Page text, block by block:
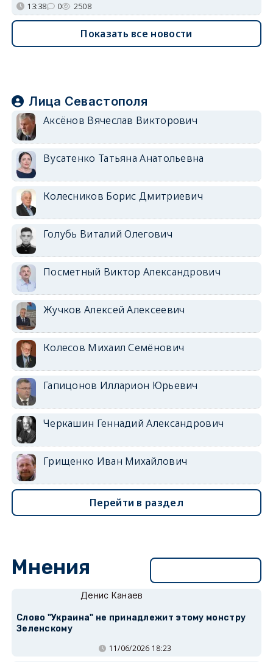
13:38 0 2508
Показать все новости
Лица Севастополя
Аксёнов Вячеслав Викторович
Вусатенко Татьяна Анатольевна
Колесников Борис Дмитриевич
Голубь Виталий Олегович
Посметный Виктор Александрович
Жучков Алексей Алексеевич
Колесов Михаил Семёнович
Гапицонов Илларион Юрьевич
Черкашин Геннадий Александрович
Грищенко Иван Михайлович
Перейти в раздел
Мнения
Денис Канаев
Слово "Украина" не принадлежит этому монстру
Зеленскому
11/06/2026 18:23